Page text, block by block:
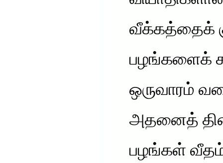
வீக்கத்தைக்
பழங்களைக்
ஒருவாரம்
அதனைத்
பழங்கள்